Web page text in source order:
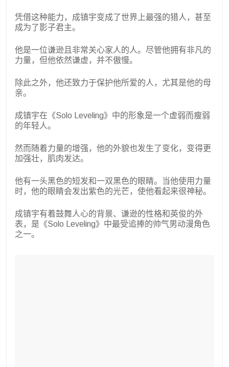
凭借这种能力，成镇宇变成了世界上最强的猎人，甚至
成为了影子君主。
他是一位谦逊且非常关心家人的人。尽管他拥有非凡的
力量，但他依然谦虚，并不傲慢。
除此之外，他还致力于保护他所爱的人，尤其是他的母
亲。
成镇宇在《Solo Leveling》中的形象是一个虚弱而瘦弱
的年轻人。
然而随着力量的增强，他的外貌也发生了变化，变得更
加强壮，肌肉发达。
他有一头黑色的短发和一双黑色的眼睛。当他使用力量
时，他的眼睛会发出紫色的光芒，使他看起来很神秘。
成镇宇有着鼓舞人心的背景、谦逊的性格和英俊的外
表，是《Solo Leveling》中最受追捧的帅气男动漫角色
之一。